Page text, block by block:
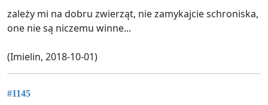
zależy mi na dobru zwierząt, nie zamykajcie schroniska,
one nie są niczemu winne...
(Imielin, 2018-10-01)
#1145